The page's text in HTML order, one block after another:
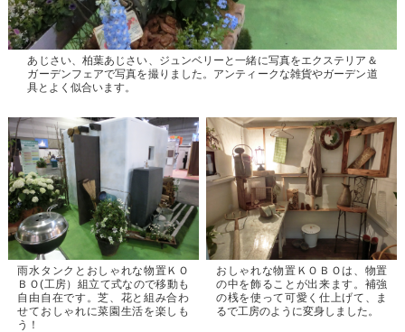
あじさい、柏葉あじさい、ジュンベリーと一緒に写真をエクステリア＆
ガーデンフェアで写真を撮りました。アンティークな雑貨やガーデン道
具とよく似合います。
雨水タンクとおしゃれな物置ＫＯ
ＢＯ(工房）組立て式なので移動も
自由自在です。芝、花と組み合わ
せておしゃれに菜園生活を楽しも
う！
おしゃれな物置ＫＯＢＯは、物置
の中を飾ることが出来ます。補強
の桟を使って可愛く仕上げて、ま
るで工房のように変身しました。